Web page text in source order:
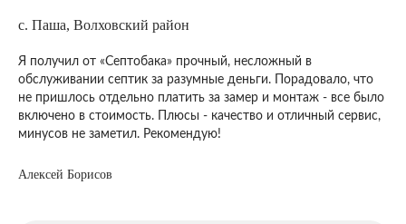
с. Паша, Волховский район
Я получил от «Септобака» прочный, несложный в
обслуживании септик за разумные деньги. Порадовало, что
не пришлось отдельно платить за замер и монтаж - все было
включено в стоимость. Плюсы - качество и отличный сервис,
минусов не заметил. Рекомендую!
Алексей Борисов